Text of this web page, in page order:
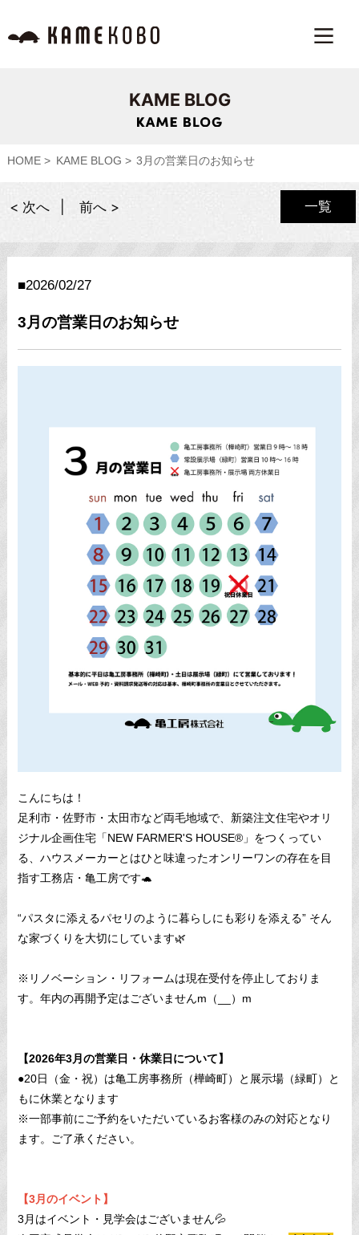
KAME BLOG
HOME KAME BLOG 3月の営業日のお知らせ
一覧
< 次へ 前へ >
2026/02/27
3月の営業日のお知らせ
こんにちは！
足利市・佐野市・太田市など両毛地域で、新築注文住宅やオリ
ジナル企画住宅「NEW FARMER'S HOUSE®︎」をつくってい
る、ハウスメーカーとはひと味違ったオンリーワンの存在を目
指す工務店・亀工房です🐢
“パスタに添えるパセリのように暮らしにも彩りを添える” そん
な家づくりを大切にしています🌿
※リノベーション・リフォームは現在受付を停止しておりま
す。年内の再開予定はございませんm（__）m
【2026年3月の営業日・休業日について】
●20日（金・祝）は亀工房事務所（樺崎町）と展示場（緑町）と
もに休業となります
※一部事前にご予約をいただいているお客様のみの対応となり
ます。ご了承ください。
【3月のイベント】
3月はイベント・見学会はございません💦